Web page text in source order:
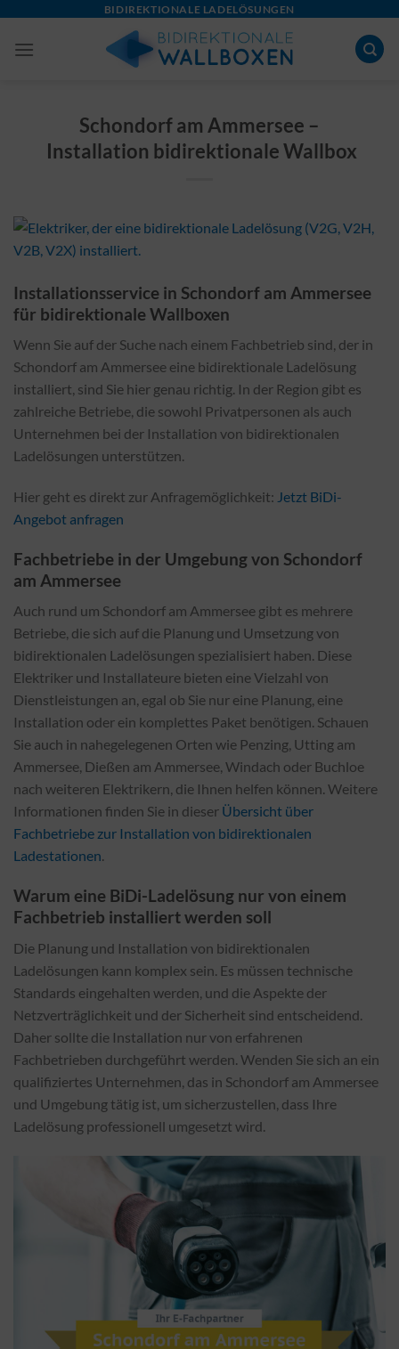
content
BIDIREKTIONALE LADELÖSUNGEN
Schondorf am Ammersee –
Installation bidirektionale Wallbox
Installationsservice in Schondorf am Ammersee
für bidirektionale Wallboxen
Wenn Sie auf der Suche nach einem Fachbetrieb sind, der in
Schondorf am Ammersee eine bidirektionale Ladelösung
installiert, sind Sie hier genau richtig. In der Region gibt es
zahlreiche Betriebe, die sowohl Privatpersonen als auch
Unternehmen bei der Installation von bidirektionalen
Ladelösungen unterstützen.
Hier geht es direkt zur Anfragemöglichkeit: Jetzt BiDi-
Angebot anfragen
Fachbetriebe in der Umgebung von Schondorf
am Ammersee
Auch rund um Schondorf am Ammersee gibt es mehrere
Betriebe, die sich auf die Planung und Umsetzung von
bidirektionalen Ladelösungen spezialisiert haben. Diese
Elektriker und Installateure bieten eine Vielzahl von
Dienstleistungen an, egal ob Sie nur eine Planung, eine
Installation oder ein komplettes Paket benötigen. Schauen
Sie auch in nahegelegenen Orten wie Penzing, Utting am
Ammersee, Dießen am Ammersee, Windach oder Buchloe
nach weiteren Elektrikern, die Ihnen helfen können. Weitere
Informationen finden Sie in dieser Übersicht über
Fachbetriebe zur Installation von bidirektionalen
Ladestationen.
Warum eine BiDi-Ladelösung nur von einem
Fachbetrieb installiert werden soll
Die Planung und Installation von bidirektionalen
Ladelösungen kann komplex sein. Es müssen technische
Standards eingehalten werden, und die Aspekte der
Netzverträglichkeit und der Sicherheit sind entscheidend.
Daher sollte die Installation nur von erfahrenen
Fachbetrieben durchgeführt werden. Wenden Sie sich an ein
qualifiziertes Unternehmen, das in Schondorf am Ammersee
und Umgebung tätig ist, um sicherzustellen, dass Ihre
Ladelösung professionell umgesetzt wird.